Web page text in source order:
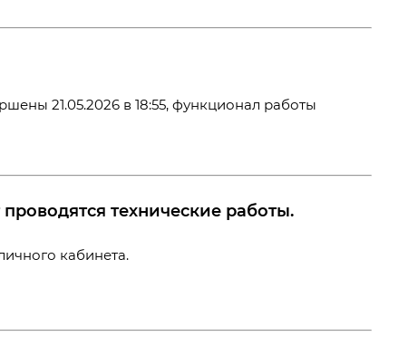
21.05.2026 в 18:55, функционал работы
технические работы.
кабинета.